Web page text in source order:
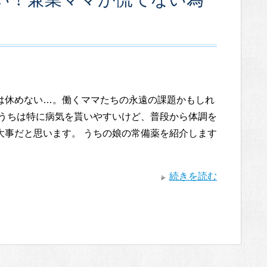
休めない…。働くママたちの永遠の課題かもしれ
ちは特に病気を貰いやすいけど、普段から体調を
事だと思います。 うちの娘の常備薬を紹介します
続きを読む